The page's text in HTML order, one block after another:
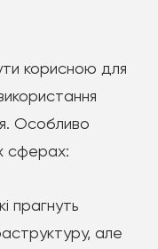
корисною для
Особливо
сферах:
прагнуть
але